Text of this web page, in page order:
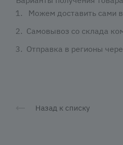
Можем доставить сами
Самовывоз со склада
Отправка в регионы
Назад к списку